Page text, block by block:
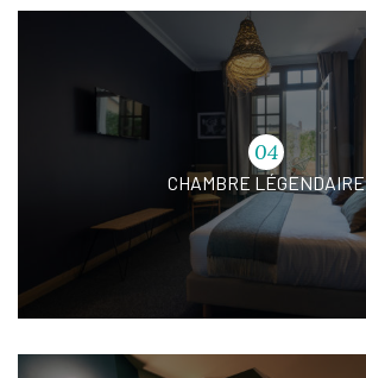
04
CHAMBRE LÉGENDAIRE